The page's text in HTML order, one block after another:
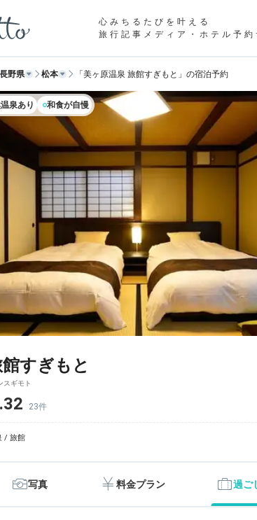
心みちるたびを叶える
旅行記事メディア・ホテル予約
長野県 松本 「美ヶ原温泉 旅館すぎもと」の宿泊予約
泉あり 和食が自慢
すぎもと
スギモト
23件
/ 旅館
写真 料金プラン 過ご